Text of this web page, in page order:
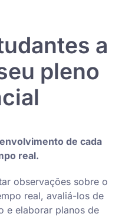
a
pleno
de cada
real.
observações sobre o
real, avaliá-los de
e elaborar planos de